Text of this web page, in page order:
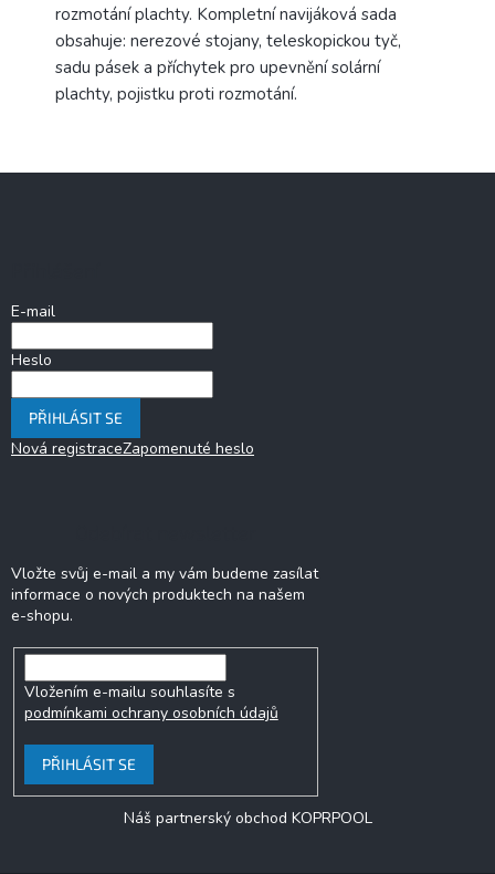
rozmotání plachty. Kompletní navijáková sada
obsahuje: nerezové stojany, teleskopickou tyč,
sadu pásek a příchytek pro upevnění solární
plachty, pojistku proti rozmotání.
E-mail
Heslo
PŘIHLÁSIT SE
Nová registraceZapomenuté heslo
Vložte svůj e-mail a my vám budeme zasílat
informace o nových produktech na našem
e-shopu.
Vložením e-mailu souhlasíte s
podmínkami ochrany osobních údajů
PŘIHLÁSIT SE
Náš partnerský obchod KOPRPOOL